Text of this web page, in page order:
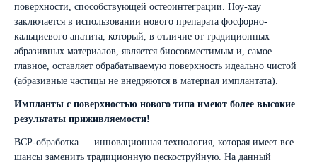
поверхности, способствующей остеоинтеграции. Ноу-хау
заключается в использовании нового препарата фосфорно-
кальциевого апатита, который, в отличие от традиционных
абразивных материалов, является биосовместимым и, самое
главное, оставляет обрабатываемую поверхность идеально чистой
(абразивные частицы не внедряются в материал имплантата).
Импланты с поверхностью нового типа имеют более высокие
результаты приживляемости!
BCP-обработка — инновационная технология, которая имеет все
шансы заменить традиционную пескоструйную. На данный